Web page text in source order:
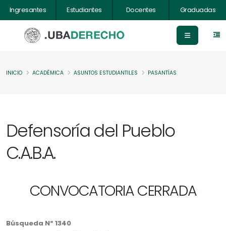
Ingresantes Estudiantes Docentes Graduadas
INICIO ACADÉMICA ASUNTOS ESTUDIANTILES PASANTÍAS
Defensoría del Pueblo
C.A.B.A.
CONVOCATORIA CERRADA
Búsqueda Nº 1340